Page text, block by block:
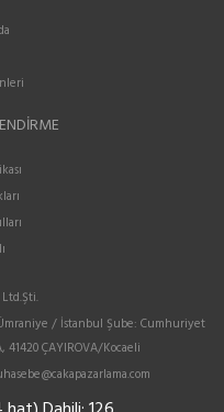
/ İstanbul Şube: Cumhuriyet
ÇAYIROVA/Kocaeli